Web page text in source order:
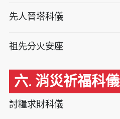
先人晉塔科儀
祖先分火安座
六. 消災祈福科儀
討糧求財科儀